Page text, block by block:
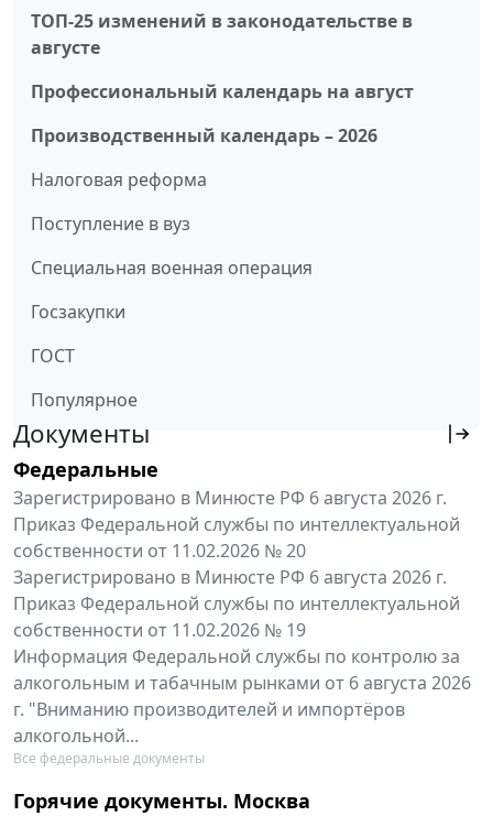
ТОП-25 изменений в законодательстве в
августе
Профессиональный календарь на август
Производственный календарь – 2026
Налоговая реформа
Поступление в вуз
Специальная военная операция
Госзакупки
ГОСТ
Популярное
Документы
Федеральные
Зарегистрировано в Минюсте РФ 6 августа 2026 г.
Приказ Федеральной службы по интеллектуальной
собственности от 11.02.2026 № 20
Зарегистрировано в Минюсте РФ 6 августа 2026 г.
Приказ Федеральной службы по интеллектуальной
собственности от 11.02.2026 № 19
Информация Федеральной службы по контролю за
алкогольным и табачным рынками от 6 августа 2026
г. "Вниманию производителей и импортёров
алкогольной...
Все федеральные документы
Горячие документы. Москва